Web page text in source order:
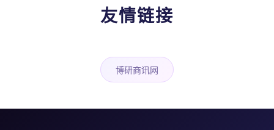
友情链接
博研商讯网